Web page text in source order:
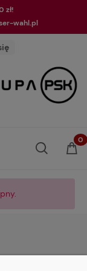
zł!
wahl.pl